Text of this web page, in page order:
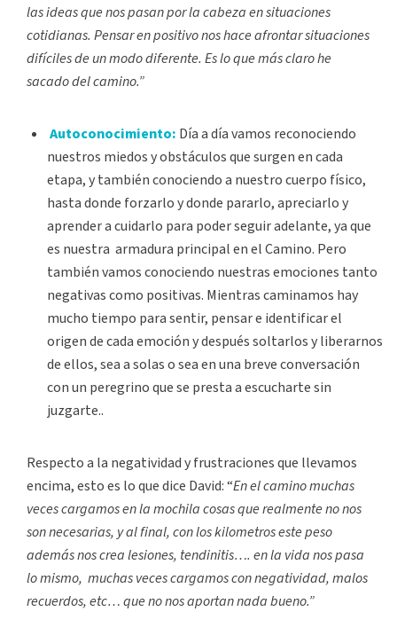
las ideas que nos pasan por la cabeza en situaciones
cotidianas. Pensar en positivo nos hace afrontar situaciones
difíciles de un modo diferente. Es lo que más claro he
sacado del camino.”
Autoconocimiento: Día a día vamos reconociendo
nuestros miedos y obstáculos que surgen en cada
etapa, y también conociendo a nuestro cuerpo físico,
hasta donde forzarlo y donde pararlo, apreciarlo y
aprender a cuidarlo para poder seguir adelante, ya que
es nuestra armadura principal en el Camino. Pero
también vamos conociendo nuestras emociones tanto
negativas como positivas. Mientras caminamos hay
mucho tiempo para sentir, pensar e identificar el
origen de cada emoción y después soltarlos y liberarnos
de ellos, sea a solas o sea en una breve conversación
con un peregrino que se presta a escucharte sin
juzgarte..
Respecto a la negatividad y frustraciones que llevamos
encima, esto es lo que dice David: “En el camino muchas
veces cargamos en la mochila cosas que realmente no nos
son necesarias, y al final, con los kilometros este peso
además nos crea lesiones, tendinitis…. en la vida nos pasa
lo mismo, muchas veces cargamos con negatividad, malos
recuerdos, etc… que no nos aportan nada bueno.”